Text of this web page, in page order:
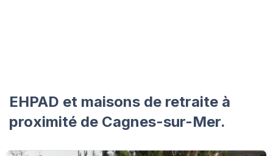
EHPAD et maisons de retraite à
proximité de Cagnes-sur-Mer.